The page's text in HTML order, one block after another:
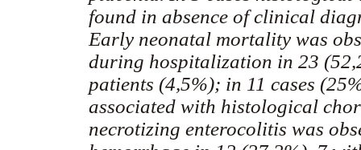
found in absence of clinical
Early neonatal mortality was
during hospitalization in 23
patients (4,5%); in 11 cases
associated with histological
necrotizing enterocolitis was